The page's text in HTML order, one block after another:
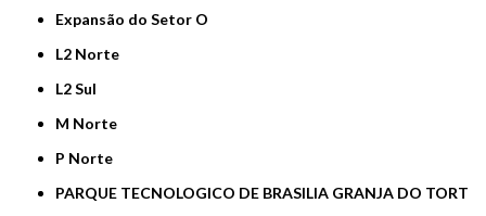
Expansão do Setor O
L2 Norte
L2 Sul
M Norte
P Norte
PARQUE TECNOLOGICO DE BRASILIA GRANJA DO TORT